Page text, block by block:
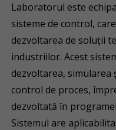
Laboratorul este
sisteme de control,
dezvoltarea de soluții
industriilor. Acest
dezvoltarea, simularea
control de proces,
dezvoltată în
Sistemul are